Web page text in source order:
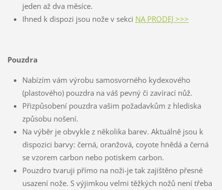
jeden až dva měsíce.
Ihned k dispozi jsou nože v sekci NA PRODEJ >>>
Pouzdra
Nabízím vám výrobu samosvorného kydexového
(plastového) pouzdra na váš pevný či zavírací nůž.
Přizpůsobení pouzdra vašim požadavkům z hlediska
způsobu nošení.
Na výběr je obvykle z několika barev. Aktuálně jsou k
dispozici barvy: černá, oranžová, coyote hnědá a černá
se vzorem carbon nebo potiskem carbon.
Pouzdro tvaruji přímo na noži-je tak zajištěno přesné
usazení nože. S výjimkou velmi těžkých nožů není třeba